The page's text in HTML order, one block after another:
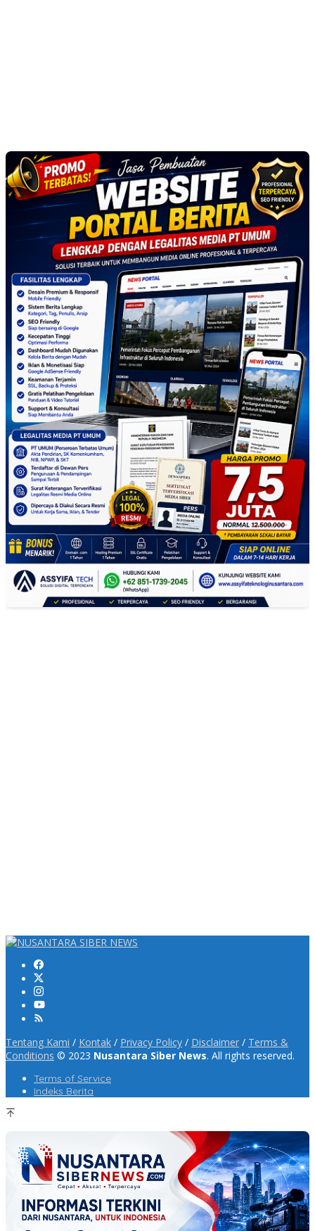
Tentang Kami / Kontak / Privacy Policy / Disclaimer / Terms &
Conditions © 2023 Nusantara Siber News. All rights reserved.
Terms of Service
Indeks Berita